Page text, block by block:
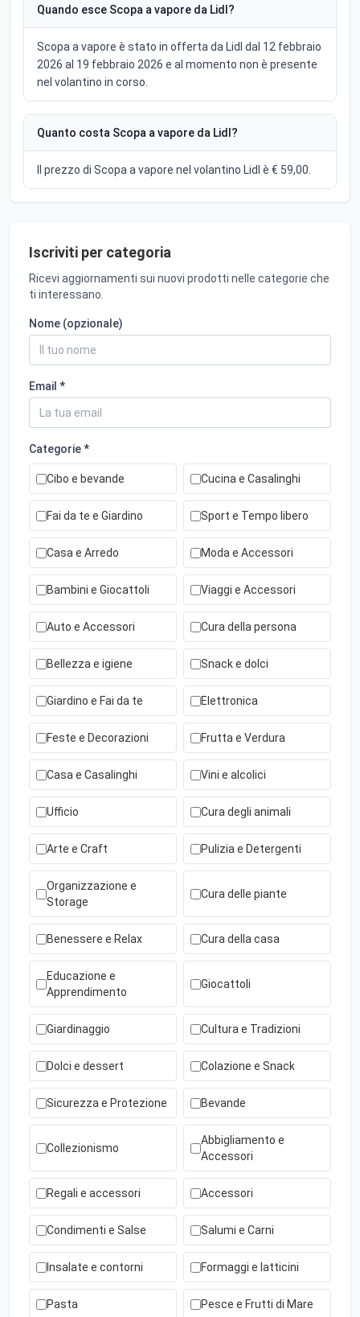
Quando esce Scopa a vapore da Lidl?
Scopa a vapore è stato in offerta da Lidl dal 12 febbraio
2026 al 19 febbraio 2026 e al momento non è presente
nel volantino in corso.
Quanto costa Scopa a vapore da Lidl?
Il prezzo di Scopa a vapore nel volantino Lidl è € 59,00.
Iscriviti per categoria
Ricevi aggiornamenti sui nuovi prodotti nelle categorie che
ti interessano.
Nome (opzionale)
Email *
Categorie *
Cibo e bevande Cucina e Casalinghi
Fai da te e Giardino Sport e Tempo libero
Casa e Arredo Moda e Accessori
Bambini e Giocattoli Viaggi e Accessori
Auto e Accessori Cura della persona
Bellezza e igiene Snack e dolci
Giardino e Fai da te Elettronica
Feste e Decorazioni Frutta e Verdura
Casa e Casalinghi Vini e alcolici
Ufficio Cura degli animali
Arte e Craft Pulizia e Detergenti
Organizzazione e
Storage
Cura delle piante
Benessere e Relax Cura della casa
Educazione e
Apprendimento
Giocattoli
Giardinaggio Cultura e Tradizioni
Dolci e dessert Colazione e Snack
Sicurezza e Protezione Bevande
Collezionismo
Abbigliamento e
Accessori
Regali e accessori Accessori
Condimenti e Salse Salumi e Carni
Insalate e contorni Formaggi e latticini
Pasta Pesce e Frutti di Mare